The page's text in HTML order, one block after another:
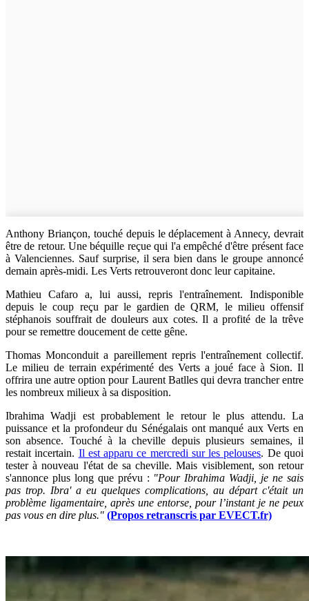
Anthony Briançon, touché depuis le déplacement à Annecy, devrait
être de retour. Une béquille reçue qui l'a empêché d'être présent face
à Valenciennes. Sauf surprise, il sera bien dans le groupe annoncé
demain après-midi. Les Verts retrouveront donc leur capitaine.
Mathieu Cafaro a, lui aussi, repris l'entraînement. Indisponible
depuis le coup reçu par le gardien de QRM, le milieu offensif
stéphanois souffrait de douleurs aux cotes. Il a profité de la trêve
pour se remettre doucement de cette gêne.
Thomas Monconduit a pareillement repris l'entraînement collectif.
Le milieu de terrain expérimenté des Verts a joué face à Sion. Il
offrira une autre option pour Laurent Batlles qui devra trancher entre
les nombreux milieux à sa disposition.
Ibrahima Wadji est probablement le retour le plus attendu. La
puissance et la profondeur du Sénégalais ont manqué aux Verts en
son absence. Touché à la cheville depuis plusieurs semaines, il
restait incertain. Il est apparu ce mercredi sur les pelouses. De quoi
tester à nouveau l'état de sa cheville. Mais visiblement, son retour
s'annonce plus long que prévu : "Pour Ibrahima Wadji, je ne sais
pas trop. Ibra' a eu quelques complications, au départ c'était un
problème ligamentaire, après une entorse, pour l’instant je ne peux
pas vous en dire plus." (Propos retranscris par EVECT.fr)